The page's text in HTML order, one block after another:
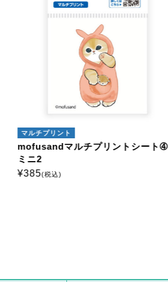
マルチプリント
mofusandマルチプリントシート➃
ミニ2
385(税込)